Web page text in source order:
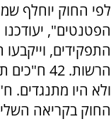
לפי החוק יוחלף
הפטנטים",
התפקידים,
הרשות.
החוק בקריאה